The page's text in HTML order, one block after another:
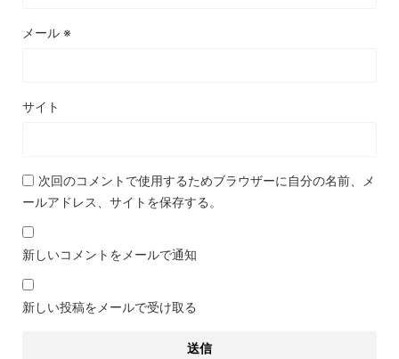
メール ※
サイト
次回のコメントで使用するためブラウザーに自分の名前、メ
ールアドレス、サイトを保存する。
新しいコメントをメールで通知
新しい投稿をメールで受け取る